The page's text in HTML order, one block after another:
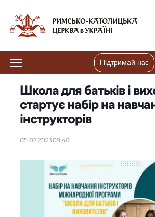
Підтримай нас
Школа для батьків і
стартує набір на
інструкторів
05.07.202309:40